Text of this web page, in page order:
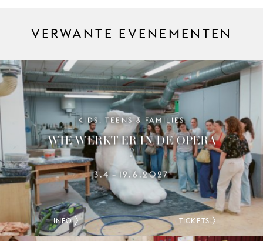
VERWANTE EVENEMENTEN
KIDS, TEENS & FAMILIES
WIE WERKT ER IN DE OPERA
?
3.4 – 19.6.2027
INFO TICKETS